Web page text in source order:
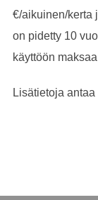
€/aikuinen/kerta
on pidetty 10
käyttöön
Lisätietoja